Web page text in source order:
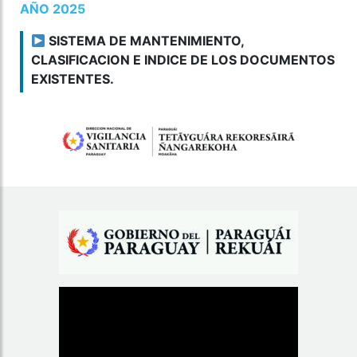
AÑO 2025
SISTEMA DE MANTENIMIENTO,
CLASIFICACION E INDICE DE LOS DOCUMENTOS
EXISTENTES.